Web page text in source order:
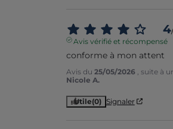
4
Avis vérifié et récompensé
conforme à mon attent
Avis du 25/05/2026
, suite à
Nicole A.
Utile(0) Signaler